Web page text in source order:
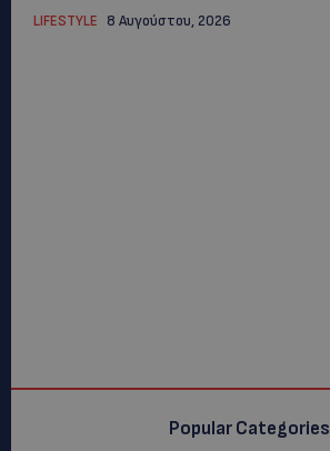
LIFESTYLE 8 Αυγούστου, 2026
Popular Categories